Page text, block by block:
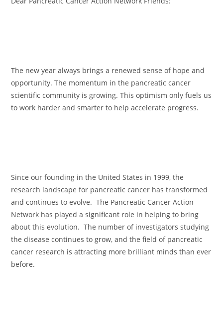
The new year always brings a renewed sense of hope and
opportunity. The momentum in the pancreatic cancer
scientific community is growing. This optimism only fuels us
to work harder and smarter to help accelerate progress.
Since our founding in the United States in 1999, the
research landscape for pancreatic cancer has transformed
and continues to evolve. The Pancreatic Cancer Action
Network has played a significant role in helping to bring
about this evolution. The number of investigators studying
the disease continues to grow, and the field of pancreatic
cancer research is attracting more brilliant minds than ever
before.